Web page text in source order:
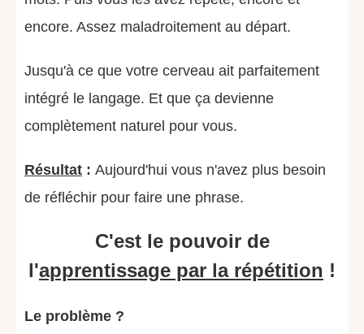
encore. Assez maladroitement au départ.
Jusqu'à ce que votre cerveau ait parfaitement
intégré le langage. Et que ça devienne
complètement naturel pour vous.
Résultat : Aujourd'hui vous n'avez plus besoin
de réfléchir pour faire une phrase.
C'est le pouvoir de
l'apprentissage par la répétition !
Le problème ?